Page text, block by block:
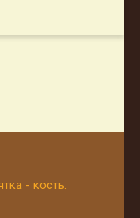
- кость.